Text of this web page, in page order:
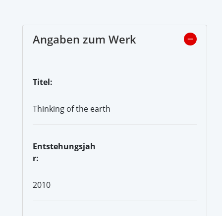
Angaben zum Werk
Titel:
Thinking of the earth
Entstehungsjah
r:
2010